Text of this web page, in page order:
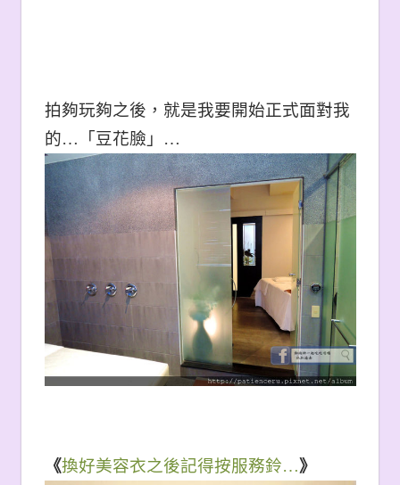
拍夠玩夠之後，就是我要開始正式面對我
的… 「豆花臉」…
《換好美容衣之後記得按服務鈴…》